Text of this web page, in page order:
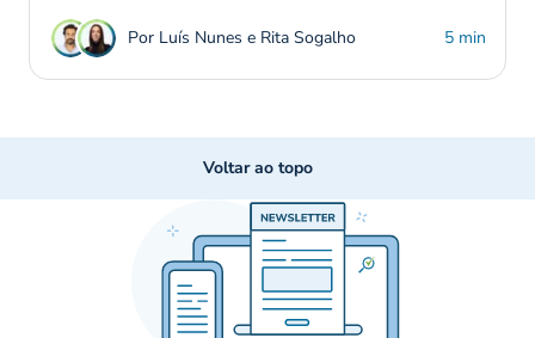
Por Luís Nunes e Rita Sogalho 5 min
Voltar ao topo